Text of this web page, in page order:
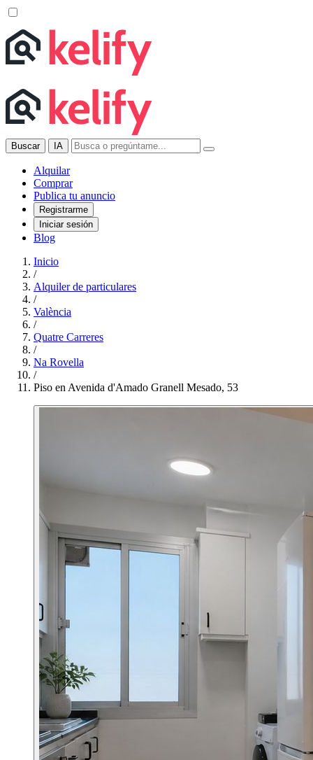
Buscar IA
Alquilar
Comprar
Publica tu anuncio
Registrarme
Iniciar sesión
Blog
Inicio
/
Alquiler de particulares
/
València
/
Quatre Carreres
/
Na Rovella
/
Piso en Avenida d'Amado Granell Mesado, 53